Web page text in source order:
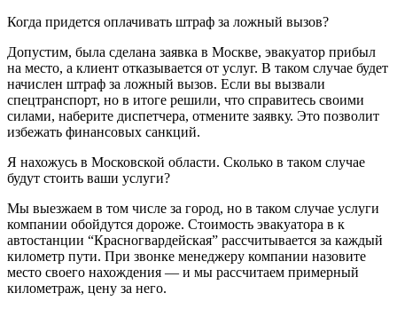
Когда придется оплачивать штраф за ложный вызов?
Допустим, была сделана заявка в Москве, эвакуатор прибыл
на место, а клиент отказывается от услуг. В таком случае будет
начислен штраф за ложный вызов. Если вы вызвали
спецтранспорт, но в итоге решили, что справитесь своими
силами, наберите диспетчера, отмените заявку. Это позволит
избежать финансовых санкций.
Я нахожусь в Московской области. Сколько в таком случае
будут стоить ваши услуги?
Мы выезжаем в том числе за город, но в таком случае услуги
компании обойдутся дороже. Стоимость эвакуатора в к
автостанции “Красногвардейская” рассчитывается за каждый
километр пути. При звонке менеджеру компании назовите
место своего нахождения — и мы рассчитаем примерный
километраж, цену за него.